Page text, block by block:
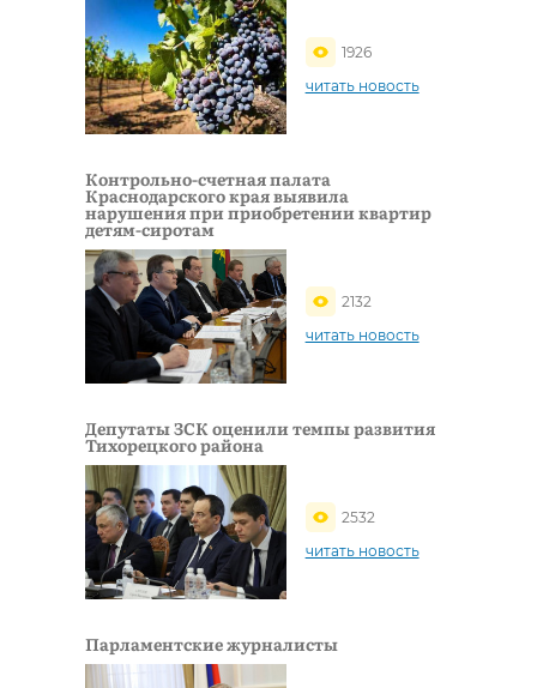
1926
читать новость
Контрольно-счетная палата
Краснодарского края выявила
нарушения при приобретении квартир
детям-сиротам
2132
читать новость
Депутаты ЗСК оценили темпы развития
Тихорецкого района
2532
читать новость
Парламентские журналисты